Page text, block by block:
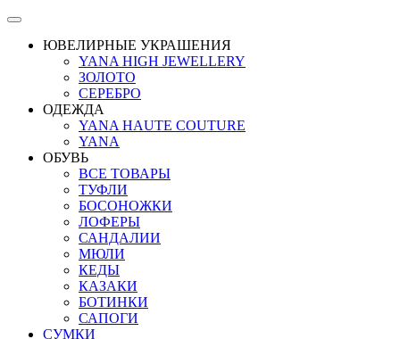
ЮВЕЛИРНЫЕ УКРАШЕНИЯ
YANA HIGH JEWELLERY
ЗОЛОТО
СЕРЕБРО
ОДЕЖДА
YANA HAUTE COUTURE
YANA
ОБУВЬ
ВСЕ ТОВАРЫ
ТУФЛИ
БОСОНОЖКИ
ЛОФЕРЫ
САНДАЛИИ
МЮЛИ
КЕДЫ
КАЗАКИ
БОТИНКИ
САПОГИ
СУМКИ